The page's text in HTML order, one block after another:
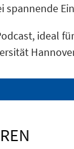
spannende
ideal